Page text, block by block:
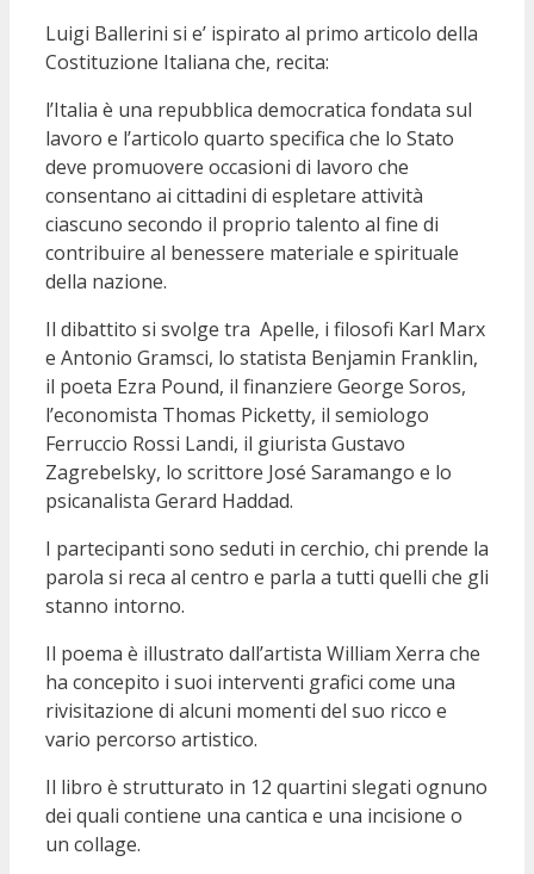
Luigi Ballerini si e’ ispirato al primo articolo della
Costituzione Italiana che, recita:
l’Italia è una repubblica democratica fondata sul
lavoro e l’articolo quarto specifica che lo Stato
deve promuovere occasioni di lavoro che
consentano ai cittadini di espletare attività
ciascuno secondo il proprio talento al fine di
contribuire al benessere materiale e spirituale
della nazione.
Il dibattito si svolge tra Apelle, i filosofi Karl Marx
e Antonio Gramsci, lo statista Benjamin Franklin,
il poeta Ezra Pound, il finanziere George Soros,
l’economista Thomas Picketty, il semiologo
Ferruccio Rossi Landi, il giurista Gustavo
Zagrebelsky, lo scrittore José Saramango e lo
psicanalista Gerard Haddad.
I partecipanti sono seduti in cerchio, chi prende la
parola si reca al centro e parla a tutti quelli che gli
stanno intorno.
Il poema è illustrato dall’artista William Xerra che
ha concepito i suoi interventi grafici come una
rivisitazione di alcuni momenti del suo ricco e
vario percorso artistico.
Il libro è strutturato in 12 quartini slegati ognuno
dei quali contiene una cantica e una incisione o
un collage.